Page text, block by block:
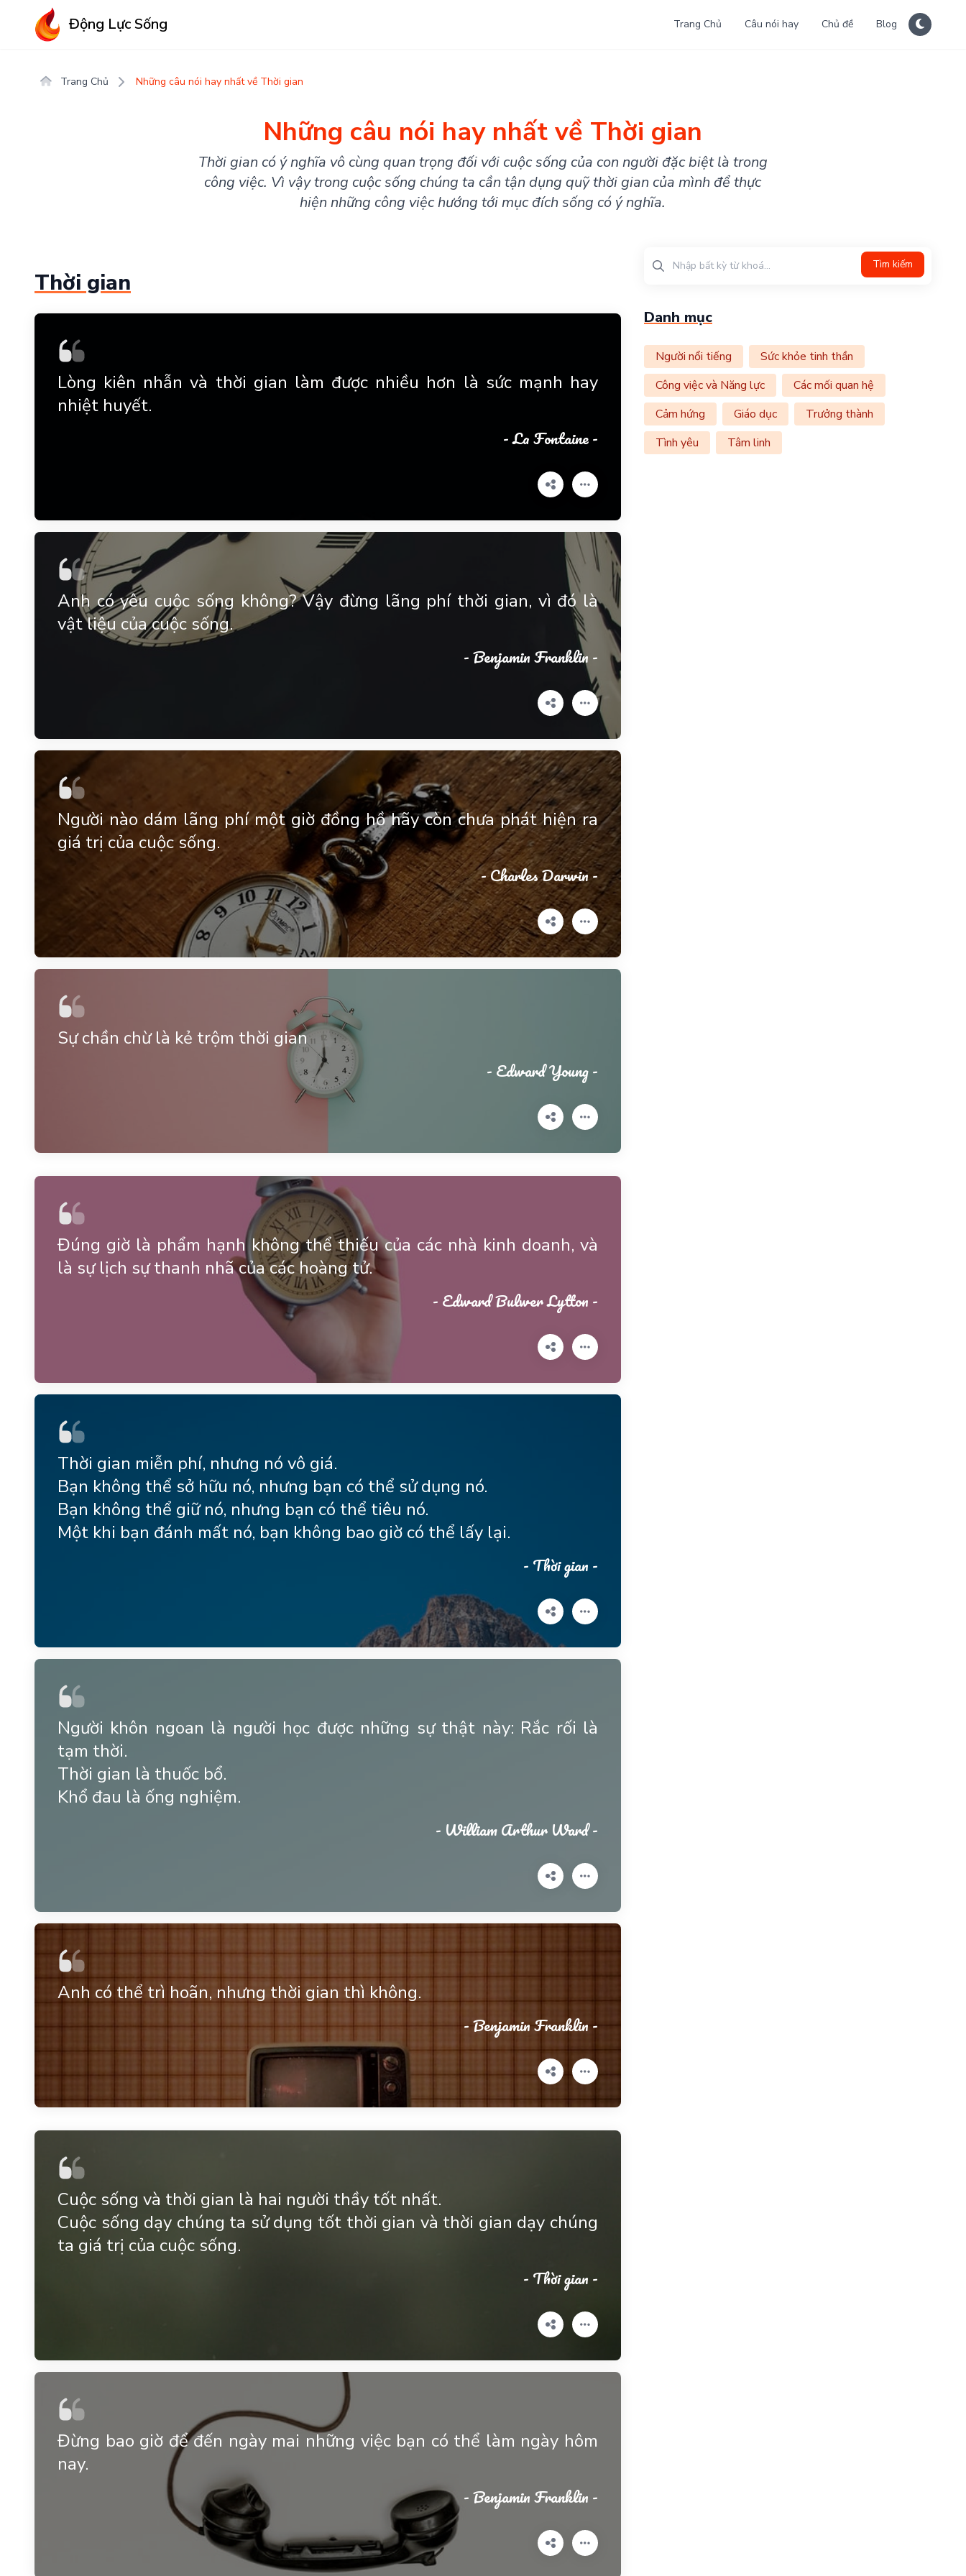
Động Lực Sống Trang Chủ Câu nói hay Chủ đề Blog
Trang Chủ Những câu nói hay nhất về Thời gian
Những câu nói hay nhất về Thời gian
Thời gian có ý nghĩa vô cùng quan trọng đối với cuộc sống của con người đặc biệt là trong
công việc. Vì vậy trong cuộc sống chúng ta cần tận dụng quỹ thời gian của mình để thực
hiện những công việc hướng tới mục đích sống có ý nghĩa.
Thời gian
Lòng kiên nhẫn và thời gian làm được nhiều hơn là sức mạnh hay
nhiệt huyết.
- La Fontaine -
Anh có yêu cuộc sống không? Vậy đừng lãng phí thời gian, vì đó là
vật liệu của cuộc sống.
- Benjamin Franklin -
Người nào dám lãng phí một giờ đồng hồ hãy còn chưa phát hiện ra
giá trị của cuộc sống.
- Charles Darwin -
Sự chần chừ là kẻ trộm thời gian
- Edward Young -
Đúng giờ là phẩm hạnh không thể thiếu của các nhà kinh doanh, và
là sự lịch sự thanh nhã của các hoàng tử.
- Edward Bulwer Lytton -
Thời gian miễn phí, nhưng nó vô giá.
Bạn không thể sở hữu nó, nhưng bạn có thể sử dụng nó.
Bạn không thể giữ nó, nhưng bạn có thể tiêu nó.
Một khi bạn đánh mất nó, bạn không bao giờ có thể lấy lại.
- Thời gian -
Người khôn ngoan là người học được những sự thật này: Rắc rối là
tạm thời.
Thời gian là thuốc bổ.
Khổ đau là ống nghiệm.
- William Arthur Ward -
Anh có thể trì hoãn, nhưng thời gian thì không.
- Benjamin Franklin -
Cuộc sống và thời gian là hai người thầy tốt nhất.
Cuộc sống dạy chúng ta sử dụng tốt thời gian và thời gian dạy chúng
ta giá trị của cuộc sống.
- Thời gian -
Đừng bao giờ để đến ngày mai những việc bạn có thể làm ngày hôm
nay.
- Benjamin Franklin -
Tìm kiếm
Danh mục
Người nổi tiếng
Sức khỏe tinh thần
Công việc và Năng lực
Các mối quan hệ
Cảm hứng
Giáo dục
Trưởng thành
Tình yêu
Tâm linh